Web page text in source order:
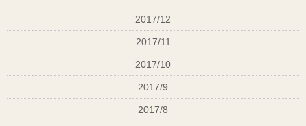
2017/12
2017/11
2017/10
2017/9
2017/8